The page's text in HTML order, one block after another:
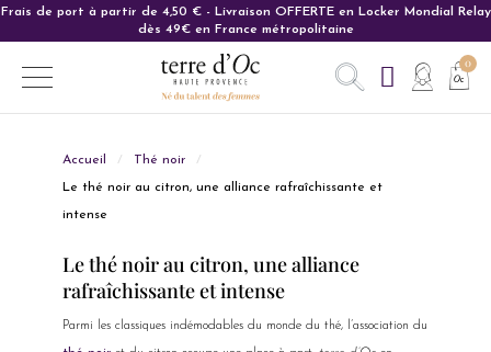
Frais de port à partir de 4,50 € - Livraison OFFERTE en Locker Mondial Relay
dès 49€ en France métropolitaine
Carte cadeau : L'idée cadeau parfaite pour ravir vos proches.
Accueil Thé noir
Le thé noir au citron, une alliance rafraîchissante et
intense
Le thé noir au citron, une alliance
rafraîchissante et intense
Parmi les classiques indémodables du monde du thé, l’association du